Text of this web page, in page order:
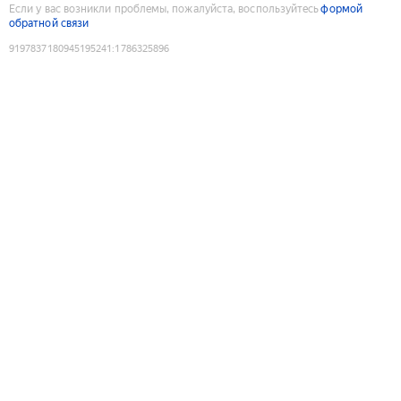
Если у вас возникли проблемы, пожалуйста, воспользуйтесьформой
обратной связи
9197837180945195241 :1786325896